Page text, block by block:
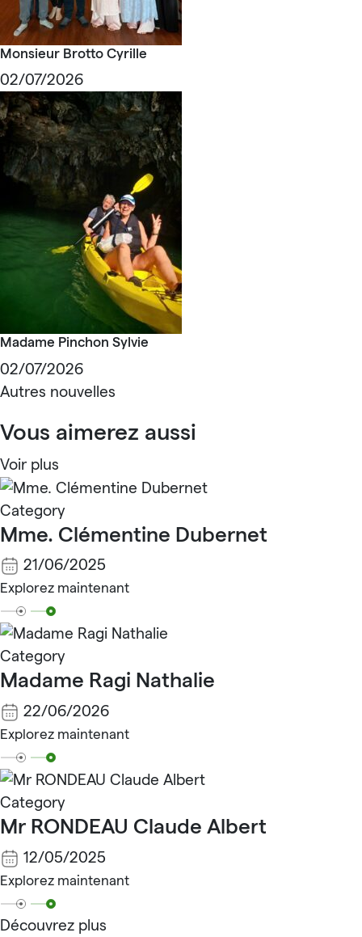
Monsieur Brotto Cyrille
02/07/2026
Madame Pinchon Sylvie
02/07/2026
Autres nouvelles
Vous aimerez aussi
Voir plus
Category
Mme. Clémentine Dubernet
21/06/2025
Explorez maintenant
Category
Madame Ragi Nathalie
22/06/2026
Explorez maintenant
Category
Mr RONDEAU Claude Albert
12/05/2025
Explorez maintenant
Découvrez plus